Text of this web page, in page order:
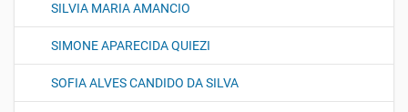
SILVIA MARIA AMANCIO
SIMONE APARECIDA QUIEZI
SOFIA ALVES CANDIDO DA SILVA